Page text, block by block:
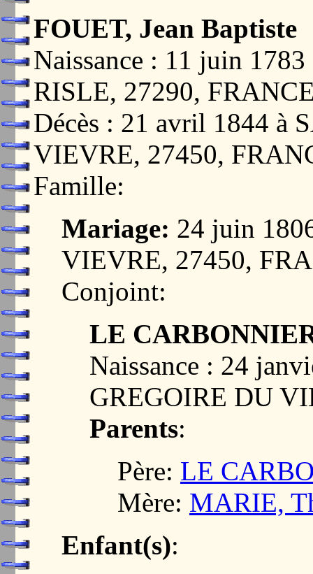
FOUET, Jean Baptiste
Naissance : 11 juin
RISLE, 27290,
Décès : 21 avril 1844 à
VIEVRE, 27450,
Famille:
Mariage: 24 juin
VIEVRE, 27450,
Conjoint:
LE
Naissance : 24
GREGOIRE DU
Parents:
Père: LE
Mère: MARIE,
Enfant(s):